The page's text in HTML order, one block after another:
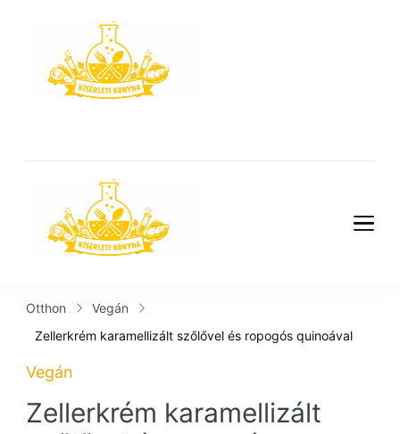
Otthon
Vegán
Zellerkrém karamellizált szőlővel és ropogós quinoával
Vegán
Zellerkrém karamellizált